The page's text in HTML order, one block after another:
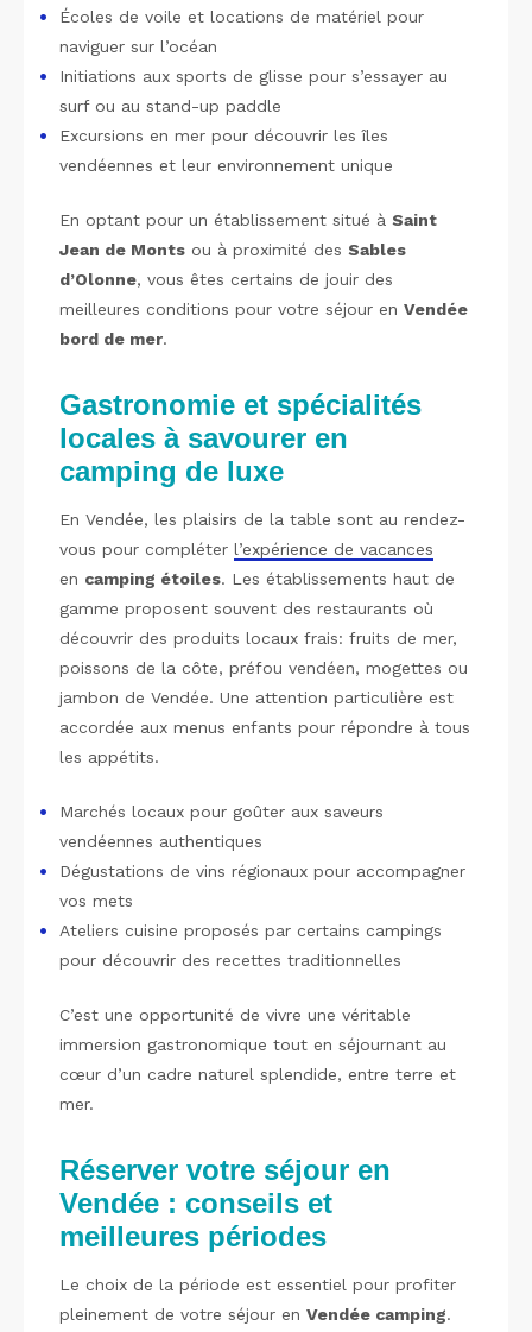
Écoles de voile et locations de matériel pour
naviguer sur l’océan
Initiations aux sports de glisse pour s’essayer au
surf ou au stand-up paddle
Excursions en mer pour découvrir les îles
vendéennes et leur environnement unique
En optant pour un établissement situé à Saint
Jean de Monts ou à proximité des Sables
d’Olonne, vous êtes certains de jouir des
meilleures conditions pour votre séjour en Vendée
bord de mer.
Gastronomie et spécialités
locales à savourer en
camping de luxe
En Vendée, les plaisirs de la table sont au rendez-
vous pour compléter l’expérience de vacances
en camping étoiles. Les établissements haut de
gamme proposent souvent des restaurants où
découvrir des produits locaux frais: fruits de mer,
poissons de la côte, préfou vendéen, mogettes ou
jambon de Vendée. Une attention particulière est
accordée aux menus enfants pour répondre à tous
les appétits.
Marchés locaux pour goûter aux saveurs
vendéennes authentiques
Dégustations de vins régionaux pour accompagner
vos mets
Ateliers cuisine proposés par certains campings
pour découvrir des recettes traditionnelles
C’est une opportunité de vivre une véritable
immersion gastronomique tout en séjournant au
cœur d’un cadre naturel splendide, entre terre et
mer.
Réserver votre séjour en
Vendée : conseils et
meilleures périodes
Le choix de la période est essentiel pour profiter
pleinement de votre séjour en Vendée camping.